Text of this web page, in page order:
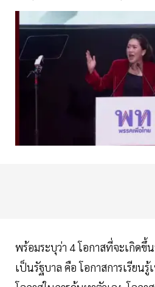
พร้อมระบุว่า 4 โอกาสที่จะเกิดขึ้
เป็นรัฐบาล คือ โอกาสการเรียนรู้